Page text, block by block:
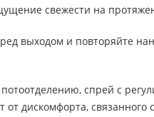
свежести на
выходом и повторяйте
спрей с
дискомфорта, связанного